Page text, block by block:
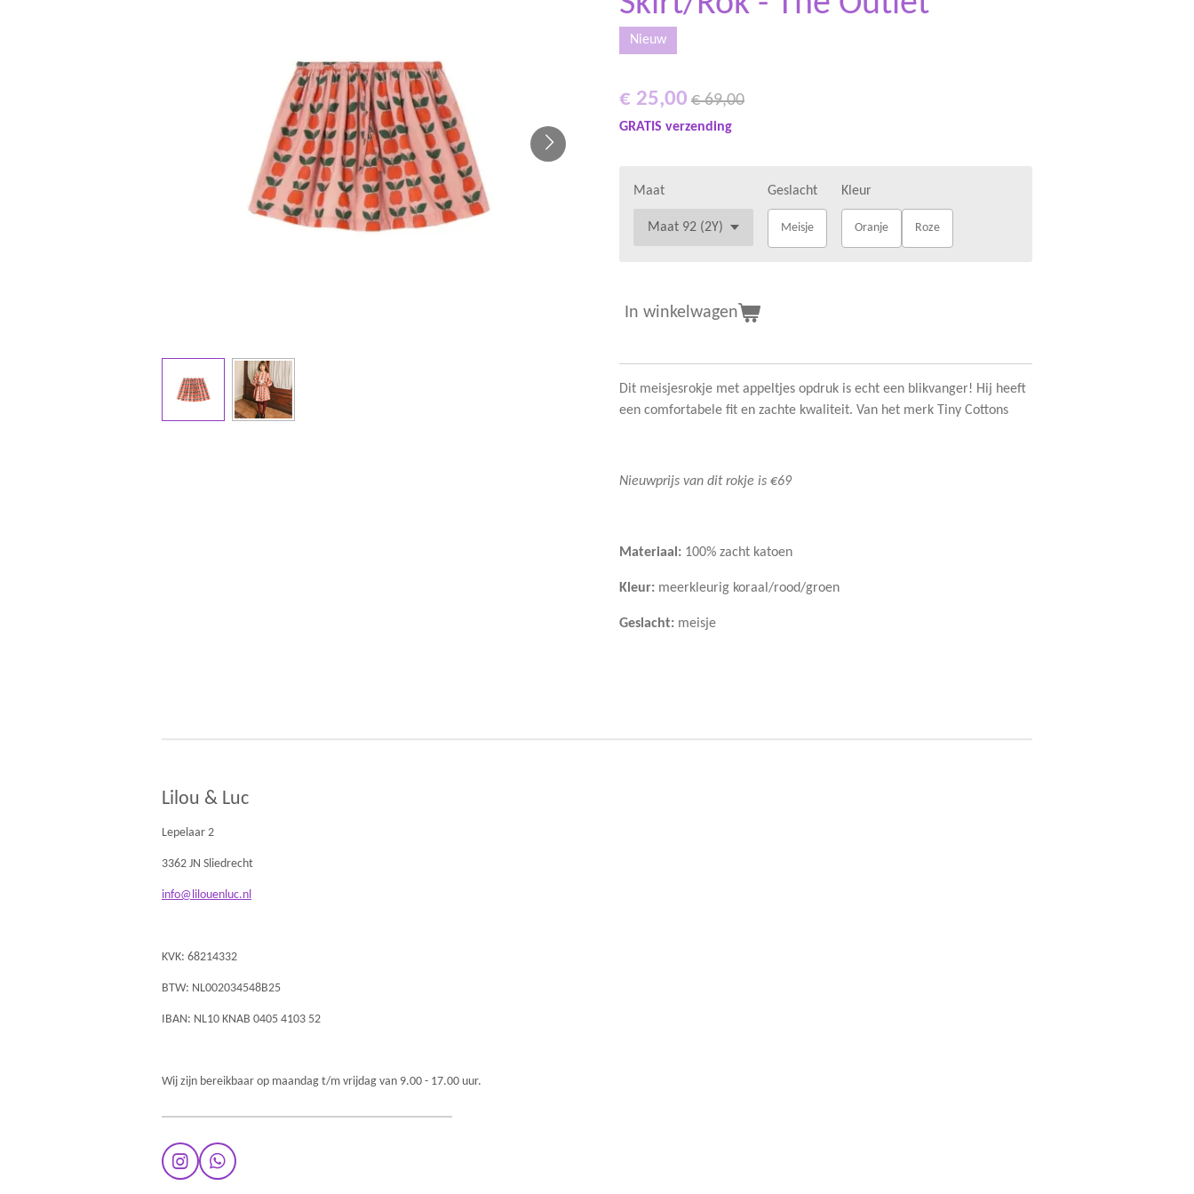
Nieuw
€ 25,00 € 69,00
GRATIS verzending
Maat Geslacht
Meisje
Kleur
Oranje Roze
In winkelwagen
Dit meisjesrokje met appeltjes opdruk is echt een blikvanger! Hij heeft
een comfortabele fit en zachte kwaliteit. Van het merk Tiny Cottons
Nieuwprijs van dit rokje is €69
Materiaal: 100% zacht katoen
Kleur: meerkleurig koraal/rood/groen
Geslacht: meisje
Lilou & Luc
Lepelaar 2
3362 JN Sliedrecht
info@lilouenluc.nl
KVK: 68214332
BTW: NL002034548B25
IBAN: NL10 KNAB 0405 4103 52
Wij zijn bereikbaar op maandag t/m vrijdag van 9.00 - 17.00 uur.
I
n
W
h